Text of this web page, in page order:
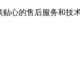
心的售后服务和技